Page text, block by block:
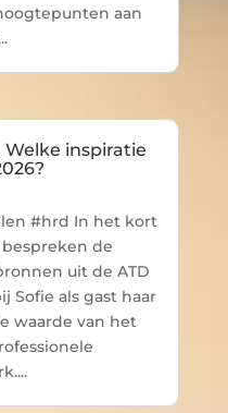
aan
Welke inspiratie
#hrd In het kort
de
uit de ATD
Sofie als gast haar
waarde van het